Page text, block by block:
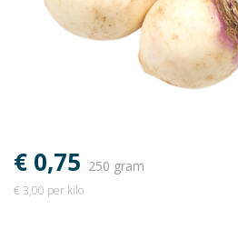
€ 0,75 250 gram
€ 3,00 per kilo